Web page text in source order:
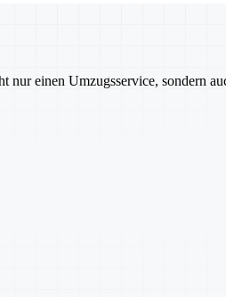
einen Umzugsservice, sondern